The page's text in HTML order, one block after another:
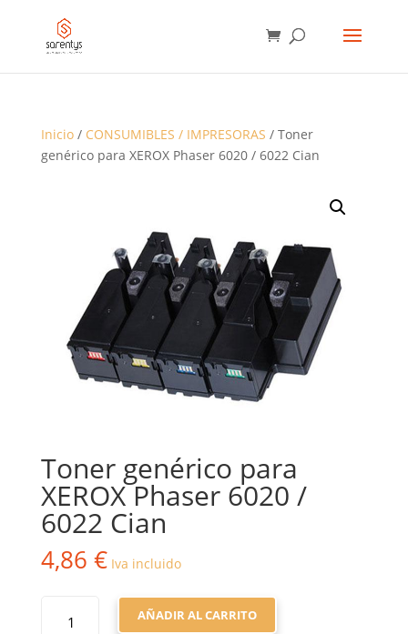
PRODUCTOS
Inicio/ CONSUMIBLES / IMPRESORAS / Toner
genérico para XEROX Phaser 6020 / 6022 Cian
Toner genérico para
XEROX Phaser 6020 /
6022 Cian
4,86 € Iva incluido
GENÉRICO
AÑADIR AL CARRITO